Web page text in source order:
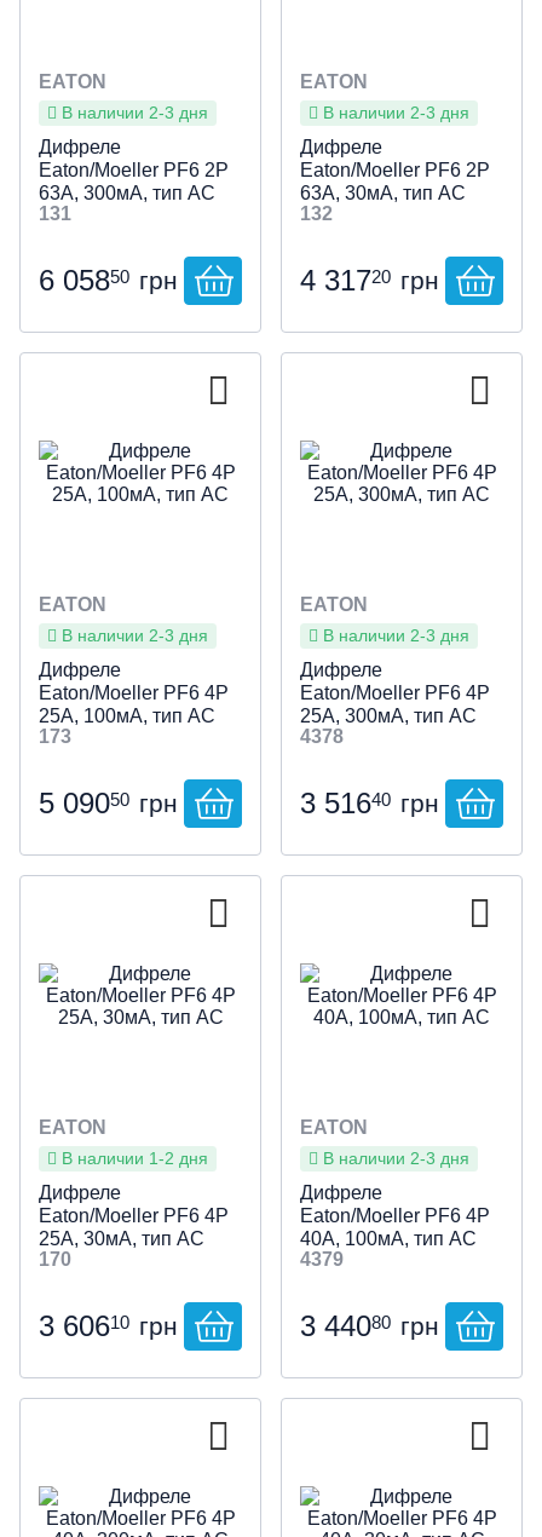
EATON
В наличии 2-3 дня
Дифреле
Eaton/Moeller PF6 2P
63А, 300мА, тип АС
131
6 05850 грн
EATON
В наличии 2-3 дня
Дифреле
Eaton/Moeller PF6 2P
63А, 30мА, тип АС
132
4 31720 грн
EATON
В наличии 2-3 дня
Дифреле
Eaton/Moeller PF6 4P
25А, 100мА, тип АС
173
5 09050 грн
EATON
В наличии 2-3 дня
Дифреле
Eaton/Moeller PF6 4P
25А, 300мА, тип АС
4378
3 51640 грн
EATON
В наличии 1-2 дня
Дифреле
Eaton/Moeller PF6 4P
25А, 30мА, тип АС
170
3 60610 грн
EATON
В наличии 2-3 дня
Дифреле
Eaton/Moeller PF6 4P
40А, 100мА, тип АС
4379
3 44080 грн